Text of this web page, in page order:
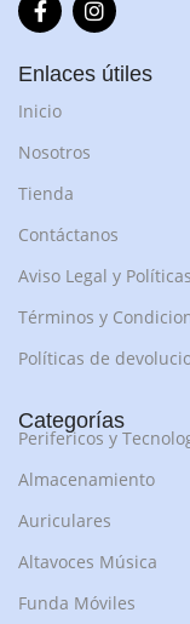
Enlaces útiles
Inicio
Nosotros
Tienda
Contáctanos
Aviso Legal y
Términos y
Políticas de
Categorías
Perifericos y
Almacenamiento
Auriculares
Altavoces Música
Funda Móviles